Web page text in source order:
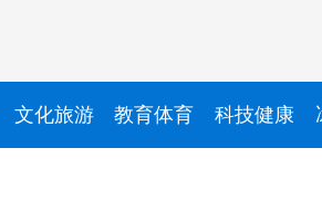
文化旅游 教育体育 科技健康